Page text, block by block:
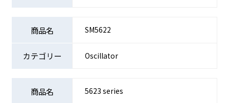
SM5622
Oscillator
5623 series